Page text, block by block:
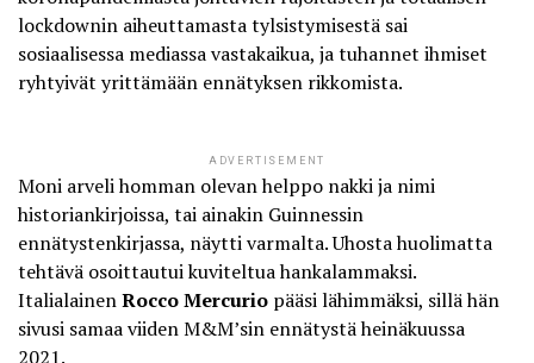
lockdownin aiheuttamasta tylsistymisestä sai
sosiaalisessa mediassa vastakaikua, ja tuhannet ihmiset
ryhtyivät yrittämään ennätyksen rikkomista.
ADVERTISEMENT
Moni arveli homman olevan helppo nakki ja nimi
historiankirjoissa, tai ainakin Guinnessin
ennätystenkirjassa, näytti varmalta. Uhosta huolimatta
tehtävä osoittautui kuviteltua hankalammaksi.
ItalialainenRocco Mercurio pääsi lähimmäksi, sillä hän
sivusi samaa viiden M&M’sin ennätystä heinäkuussa
2021.